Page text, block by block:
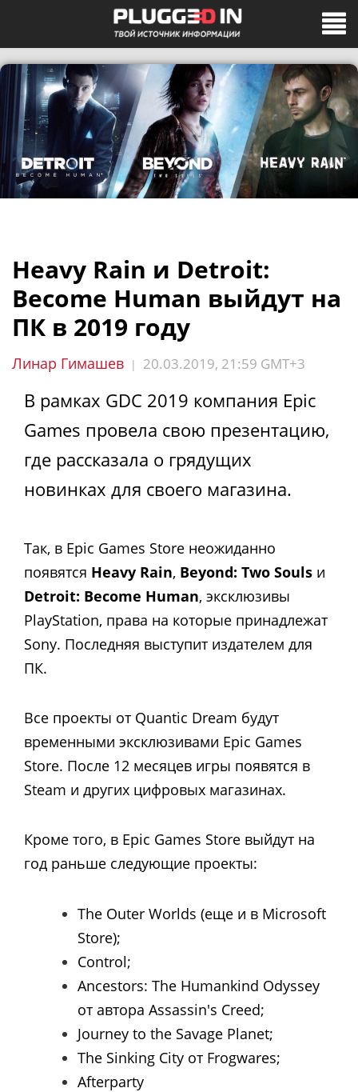
Heavy Rain и Detroit:
Become Human выйдут на
ПК в 2019 году
Линар Гимашев | 20.03.2019, 21:59 GMT+3
В рамках GDC 2019 компания Epic
Games провела свою презентацию,
где рассказала о грядущих
новинках для своего магазина.
Так, в Epic Games Store неожиданно
появятся Heavy Rain, Beyond: Two Souls и
Detroit: Become Human, эксклюзивы
PlayStation, права на которые принадлежат
Sony. Последняя выступит издателем для
ПК.
Все проекты от Quantic Dream будут
временными эксклюзивами Epic Games
Store. После 12 месяцев игры появятся в
Steam и других цифровых магазинах.
Кроме того, в Epic Games Store выйдут на
год раньше следующие проекты:
The Outer Worlds (еще и в Microsoft
Store);
Control;
Ancestors: The Humankind Odyssey
от автора Assassin's Creed;
Journey to the Savage Planet;
The Sinking City от Frogwares;
Afterparty